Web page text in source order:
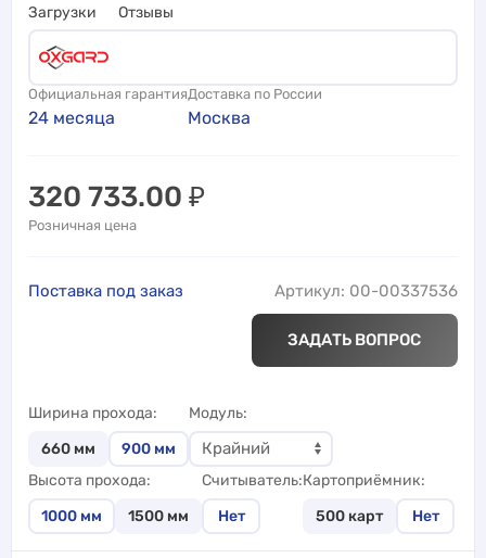
Загрузки
Отзывы
Официальная гарантия
24 месяца
Доставка по России
Москва
320 733.00 ₽
Розничная цена
Поставка под заказ Артикул: 00-00337536
ЗАДАТЬ ВОПРОС
Ширина прохода
660 мм 900 мм
Модуль
Высота прохода
1000 мм 1500 мм
Считыватель
Нет
Картоприёмник
500 карт
Нет